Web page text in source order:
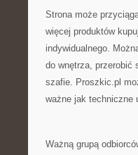
Strona może
więcej produktów
indywidualnego.
do wnętrza, przerobić
szafie. Proszkic.pl
ważne jak techniczne
Ważną grupą